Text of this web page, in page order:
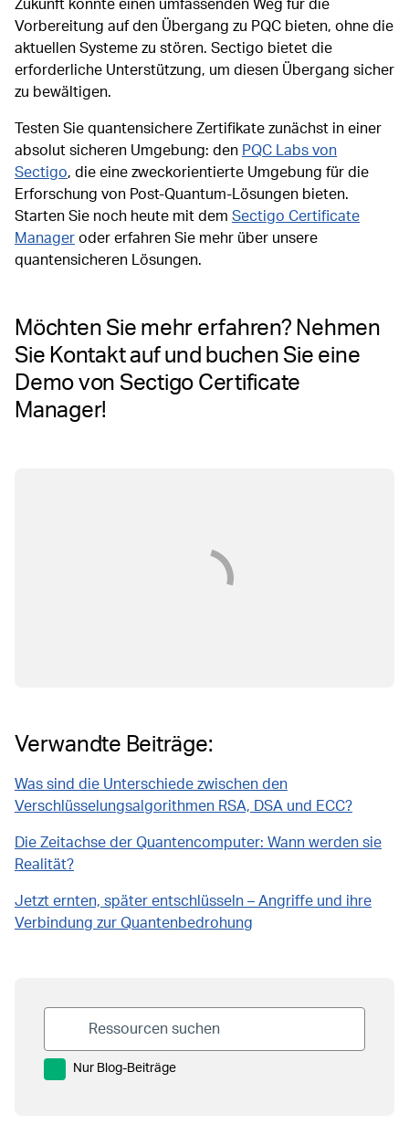
Zukunft könnte einen umfassenden Weg für die
Vorbereitung auf den Übergang zu PQC bieten, ohne die
aktuellen Systeme zu stören. Sectigo bietet die
erforderliche Unterstützung, um diesen Übergang sicher
zu bewältigen.
Testen Sie quantensichere Zertifikate zunächst in einer
absolut sicheren Umgebung: den PQC Labs von
Sectigo, die eine zweckorientierte Umgebung für die
Erforschung von Post-Quantum-Lösungen bieten.
Starten Sie noch heute mit dem Sectigo Certificate
Manager oder erfahren Sie mehr über unsere
quantensicheren Lösungen.
Möchten Sie mehr erfahren? Nehmen
Sie Kontakt auf und buchen Sie eine
Demo von Sectigo Certificate
Manager!
Verwandte Beiträge:
Was sind die Unterschiede zwischen den
Verschlüsselungsalgorithmen RSA, DSA und ECC?
Die Zeitachse der Quantencomputer: Wann werden sie
Realität?
Jetzt ernten, später entschlüsseln – Angriffe und ihre
Verbindung zur Quantenbedrohung
Nur Blog-Beiträge